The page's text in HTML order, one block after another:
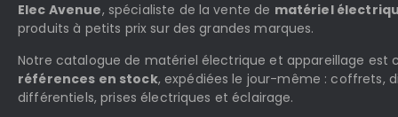
Elec Avenue, spécialiste de la vente de matériel
produits à petits prix sur des grandes marques.
Notre catalogue de matériel électrique et appareillage est
références en stock, expédiées le jour-même : coffrets,
différentiels, prises électriques et éclairage.